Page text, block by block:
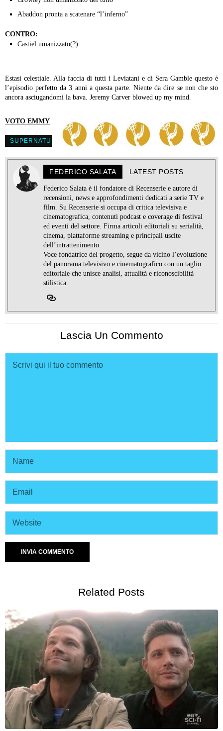
Abaddon pronta a scatenare “l’inferno”
CONTRO:
Castiel umanizzato(?)
Estasi celestiale. Alla faccia di tutti i Leviatani e di Sera Gamble questo è
l’episodio perfetto da 3 anni a questa parte. Niente da dire se non che sto
ancora asciugandomi la bava. Jeremy Carver blowed up my mind.
VOTO EMMY
SUPERNATURAL
FEDERICO SALATA LATEST POSTS
Federico Salata è il fondatore di Recenserie e autore di
recensioni, news e approfondimenti dedicati a serie TV e
film. Su Recenserie si occupa di critica televisiva e
cinematografica, contenuti podcast e coverage di festival
ed eventi del settore. Firma articoli editoriali su serialità,
cinema, piattaforme streaming e principali uscite
dell’intrattenimento.
Voce fondatrice del progetto, segue da vicino l’evoluzione
del panorama televisivo e cinematografico con un taglio
editoriale che unisce analisi, attualità e riconoscibilità
stilistica.
Lascia Un Commento
Related Posts